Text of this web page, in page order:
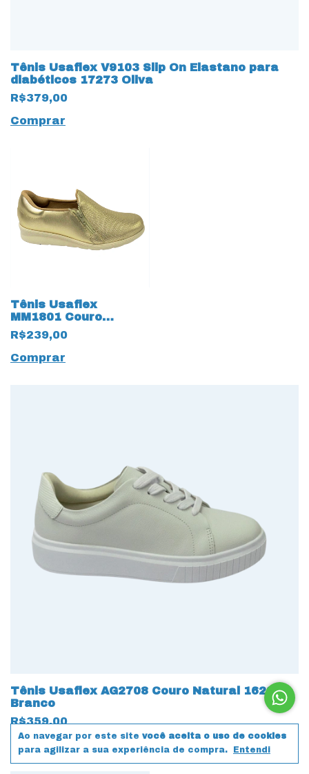
Ao navegar por este site você aceita o uso de cookies
para agilizar a sua experiência de compra.
Entendi
Tênis Usaflex V9103 Slip On Elastano para
diabéticos 17273 Oliva
R$379,00
Comprar
Tênis Usaflex
MM1801 Couro
Natural 16894
Dourado
R$239,00
Comprar
Tênis Usaflex AG2708 Couro Natural 16290
Branco
R$359,00
Comprar